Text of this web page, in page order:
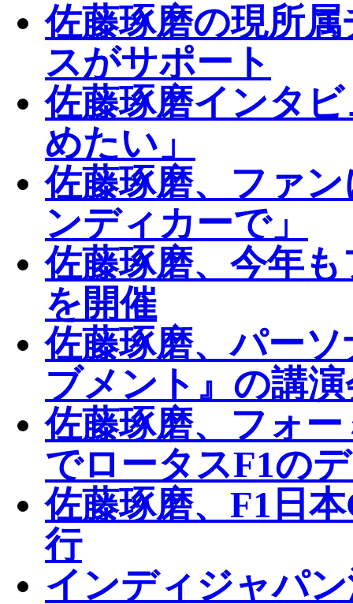
佐藤琢磨の現所
スがサポート
佐藤琢磨インタ
めたい」
佐藤琢磨、ファ
ンディカーで」
佐藤琢磨、今年
を開催
佐藤琢磨、パー
ブメント』の講
佐藤琢磨、フォ
でロータスF1の
佐藤琢磨、F1日
行
インディジャパ